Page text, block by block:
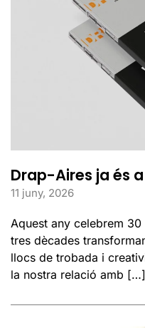
Drap-Aires ja és
11 juny, 2026
Aquest any celebrem
tres dècades
llocs de trobada i
la nostra relació amb […]